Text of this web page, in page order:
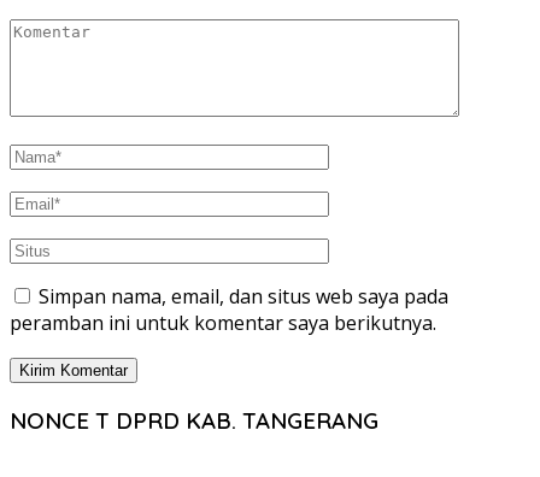
Simpan nama, email, dan situs web saya pada
peramban ini untuk komentar saya berikutnya.
NONCE T DPRD KAB. TANGERANG